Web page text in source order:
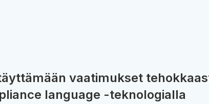
vaatimukset
language -teknologialla